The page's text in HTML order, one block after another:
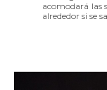
acomodará las
alrededor si se